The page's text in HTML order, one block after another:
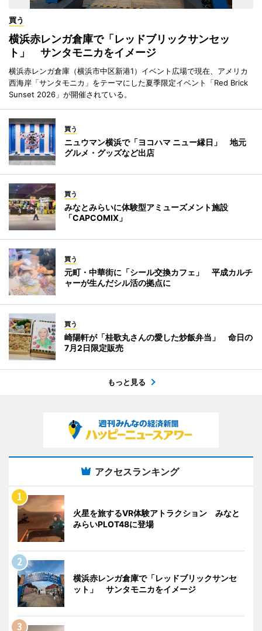
買う
横浜赤レンガ倉庫で「レッドブリックサンセッ
ト」 サンタモニカをイメージ
横浜赤レンガ倉庫（横浜市中区新港1）イベント広場で現在、アメリカ
西海岸「サンタモニカ」をテーマにした夏季限定イベント「Red Brick
Sunset 2026」が開催されている。
買う
ニュウマン横浜で「ヨコハマ ニュー縁日」 地元
グルメ・グッズなど出店
買う
みなとみらいに体験型アミューズメント施設
「CAPCOMIX」
買う
元町・中華街に「シール交換カフェ」 平成カルチ
ャーが生んだシル活の拠点に
買う
崎陽軒が「桂歌丸さんの愛した炒飯弁当」 命日の
7月2日限定販売
もっと見る
アクセスランキング
火星を旅するVR体験アトラクション みなと
みらいPLOT48に登場
横浜赤レンガ倉庫で「レッドブリックサンセ
ット」 サンタモニカをイメージ